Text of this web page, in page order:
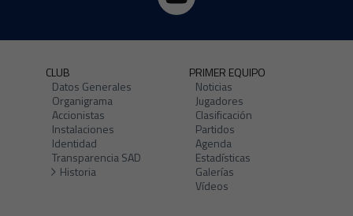
CLUB
Datos Generales
Organigrama
Accionistas
Instalaciones
Identidad
Transparencia SAD
Historia
PRIMER EQUIPO
Noticias
Jugadores
Clasificación
Partidos
Agenda
Estadísticas
Galerías
Vídeos